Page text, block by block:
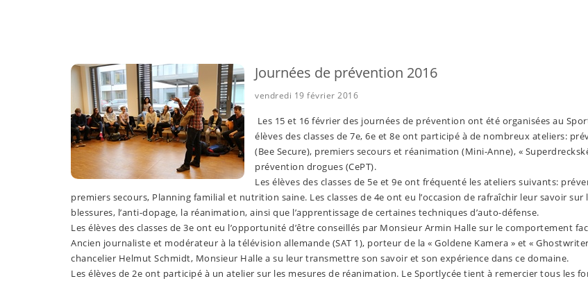
Journées de prévention 2016
vendredi 19 février 2016
Les 15 et 16 février des journées de prévention ont été organisées au
élèves des classes de 7e, 6e et 8e ont participé à de nombreux ateliers:
(Bee Secure), premiers secours et réanimation (Mini-Anne), «
prévention drogues (CePT).
Les élèves des classes de 5e et 9e ont fréquenté les ateliers suivants:
premiers secours, Planning familial et nutrition saine. Les classes de 4e ont eu l’occasion de rafraîchir leur savoir
blessures, l’anti-dopage, la réanimation, ainsi que l’apprentissage de certaines techniques d’auto-défense.
Les élèves des classes de 3e ont eu l’opportunité d’être conseillés par Monsieur Armin Halle sur le comportement
Ancien journaliste et modérateur à la télévision allemande (SAT 1), porteur de la « Goldene Kamera » et « Ghostwriter
chancelier Helmut Schmidt, Monsieur Halle a su leur transmettre son savoir et son expérience dans ce domaine.
Les élèves de 2e ont participé à un atelier sur les mesures de réanimation. Le Sportlycée tient à remercier tous les